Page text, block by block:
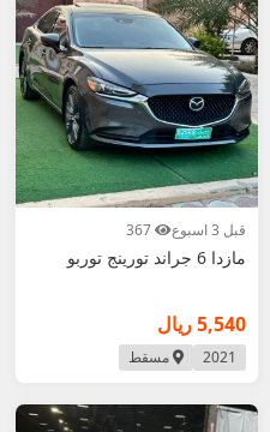
قبل 3 اسبوع
مازدا 6 جراند تورينج توربو
5,540 ريال
2021 مسقط